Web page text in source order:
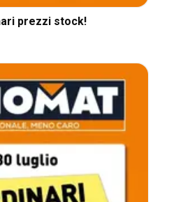
prezzi stock!